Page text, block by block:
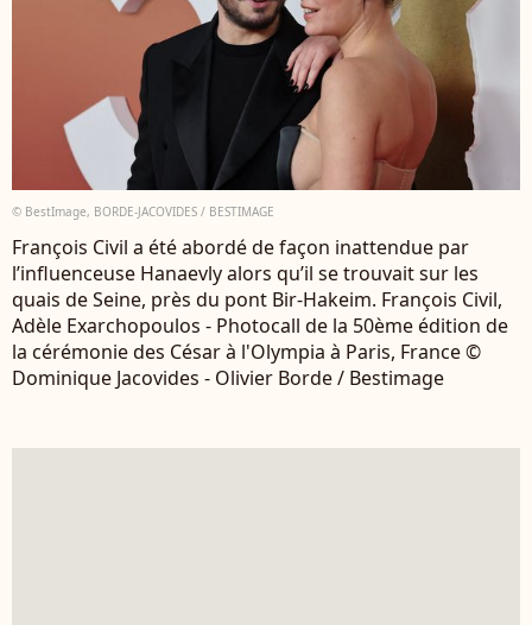
© BestImage, BORDE-JACOVIDES / BESTIMAGE
François Civil a été abordé de façon inattendue par
l’influenceuse Hanaevly alors qu’il se trouvait sur les
quais de Seine, près du pont Bir-Hakeim. François Civil,
Adèle Exarchopoulos - Photocall de la 50ème édition de
la cérémonie des César à l'Olympia à Paris, France ©
Dominique Jacovides - Olivier Borde / Bestimage